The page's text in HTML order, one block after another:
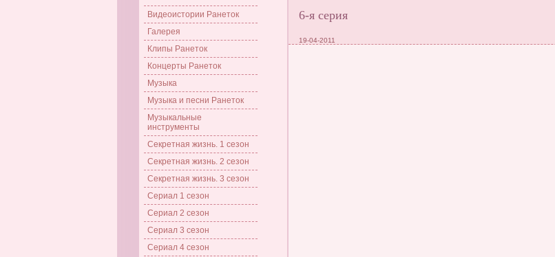
Видеоистории Ранеток
Галерея
Клипы Ранеток
Концерты Ранеток
Музыка
Музыка и песни Ранеток
Музыкальные
инструменты
Секретная жизнь. 1 сезон
Секретная жизнь. 2 сезон
Секретная жизнь. 3 сезон
Сериал 1 сезон
Сериал 2 сезон
Сериал 3 сезон
Сериал 4 сезон
6-я серия
19-04-2011